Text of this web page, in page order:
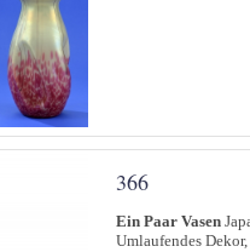
366
Ein Paar Vasen
Umlaufendes